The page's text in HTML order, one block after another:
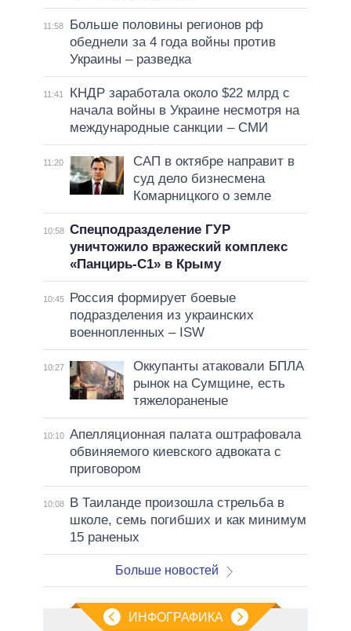
11:58
Больше половины регионов рф
обеднели за 4 года войны против
Украины – разведка
11:41
КНДР заработала около $22 млрд с
начала войны в Украине несмотря на
международные санкции – СМИ
11:20
САП в октябре направит в
суд дело бизнесмена
Комарницкого о земле
10:58 Спецподразделение ГУР
уничтожило вражеский комплекс
«Панцирь-С1» в Крыму
10:45
Россия формирует боевые
подразделения из украинских
военнопленных – ISW
10:27
Оккупанты атаковали БПЛА
рынок на Сумщине, есть
тяжелораненые
10:10 Апелляционная палата оштрафовала
обвиняемого киевского адвоката с
приговором
10:08
В Таиланде произошла стрельба в
школе, семь погибших и как минимум
15 раненых
Больше новостей
ИНФОГРАФИКА